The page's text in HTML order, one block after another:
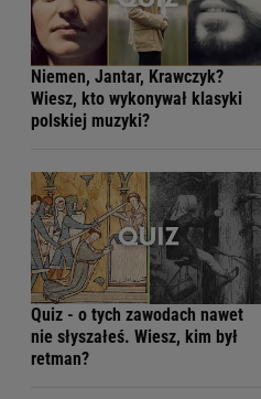
Niemen, Jantar, Krawczyk?
Wiesz, kto wykonywał klasyki
polskiej muzyki?
Quiz - o tych zawodach nawet
nie słyszałeś. Wiesz, kim był
retman?